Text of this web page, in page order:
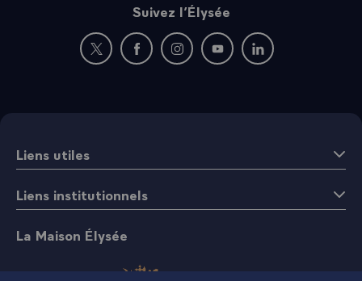
Suivez l’Élysée
Nouvelle fenêtre : rejoignez-nous sur Twitter
Nouvelle fenêtre : rejoignez-nous sur
Nouvelle fenêtre : rejoignez-nous
Nouvelle fenêtre :
Nouvelle fenêtre :
Liens utiles
Liens institutionnels
La Maison Élysée